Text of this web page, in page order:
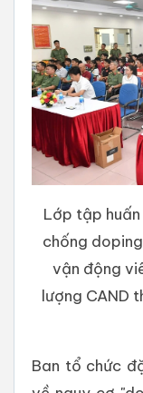
Lớp tập
chống
vận động
lượng CAND
Ban tổ chức